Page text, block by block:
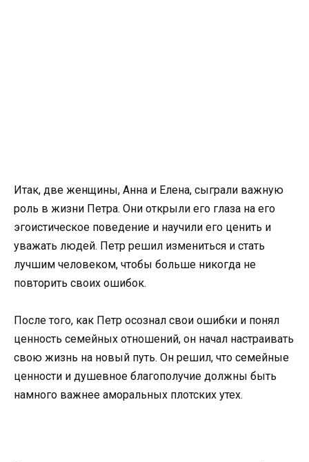
Итак, две женщины, Анна и Елена, сыграли важную
роль в жизни Петра. Они открыли его глаза на его
эгоистическое поведение и научили его ценить и
уважать людей. Петр решил измениться и стать
лучшим человеком, чтобы больше никогда не
повторить своих ошибок.
После того, как Петр осознал свои ошибки и понял
ценность семейных отношений, он начал настраивать
свою жизнь на новый путь. Он решил, что семейные
ценности и душевное благополучие должны быть
намного важнее аморальных плотских утех.